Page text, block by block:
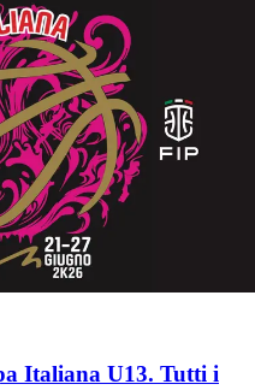
Italiana U13. Tutti i